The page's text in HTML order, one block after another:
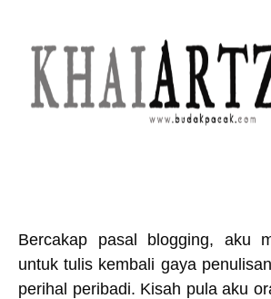
Bercakap pasal blogging, aku
untuk tulis kembali gaya
perihal peribadi. Kisah pula aku